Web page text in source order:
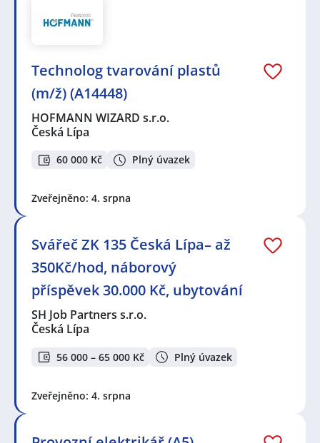
Technolog tvarování plastů
(m/ž) (A14448)
HOFMANN WIZARD s.r.o.
Česká Lípa
60 000 Kč Plný úvazek
Zveřejněno: 4. srpna
Svářeč ZK 135 Česká Lípa– až
350Kč/hod, náborový
příspěvek 30.000 Kč, ubytování
SH Job Partners s.r.o.
Česká Lípa
56 000 – 65 000 Kč Plný úvazek
Zveřejněno: 4. srpna